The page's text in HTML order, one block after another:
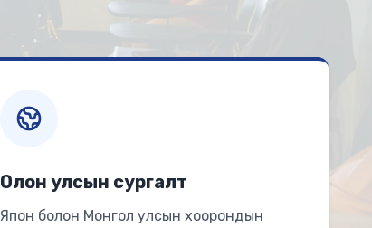
Олон улсын сургалт
Япон болон Монгол улсын хоорондын